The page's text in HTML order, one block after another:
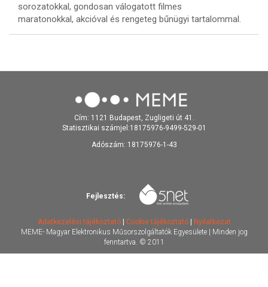
sorozatokkal, gondosan válogatott filmes
maratonokkal, akcióval és rengeteg bűnügyi tartalommal.
Cím: 1121 Budapest, Zugligeti út 41.
Statisztikai számjel:18175976-9499-529-01
Adószám: 18175976-1-43
Fejlesztés:
Adatkezelési tájékoztató| Cookie tájékoztató| Nyilatkozat
MEME- Magyar Elektronikus Műsorszolgáltatók Egyesülete | Minden jog
fenntartva. © 2011